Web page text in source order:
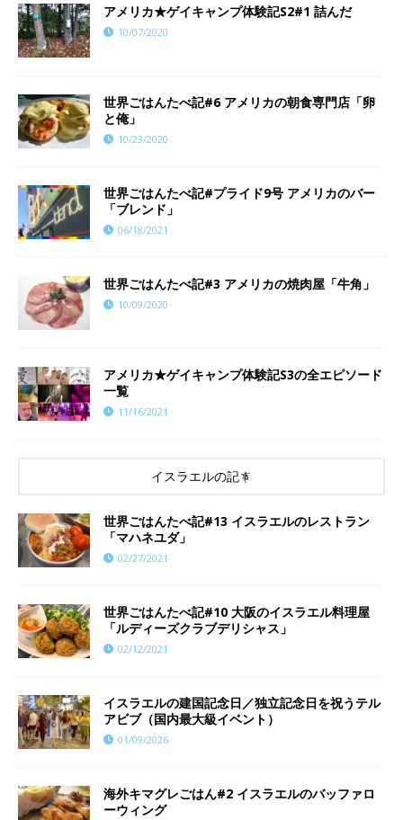
アメリカ★ゲイキャンプ体験記S2#1 詰んだ
10/07/2020
世界ごはんたべ記#6 アメリカの朝食専門店「卵
と俺」
10/23/2020
世界ごはんたべ記#プライド9号 アメリカのバー
「ブレンド」
06/18/2021
世界ごはんたべ記#3 アメリカの焼肉屋「牛角」
10/09/2020
アメリカ★ゲイキャンプ体験記S3の全エピソード
一覧
11/16/2021
イスラエルの記事
世界ごはんたべ記#13 イスラエルのレストラン
「マハネユダ」
02/27/2021
世界ごはんたべ記#10 大阪のイスラエル料理屋
「ルディーズクラブデリシャス」
02/12/2021
イスラエルの建国記念日／独立記念日を祝うテル
アビブ（国内最大級イベント）
01/09/2026
海外キマグレごはん#2 イスラエルのバッファロ
ーウィング